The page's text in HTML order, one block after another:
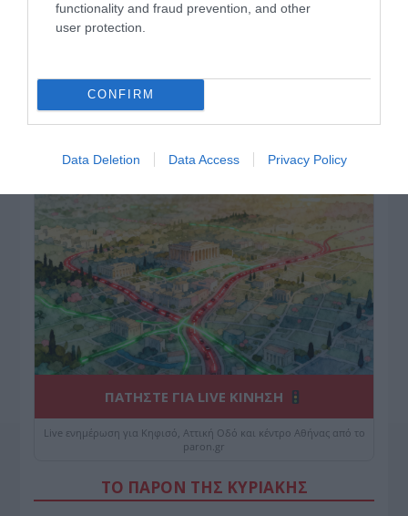
functionality and fraud prevention, and other
user protection.
CONFIRM
Data Deletion Data Access Privacy Policy
ΔΕΙΤΕ ΤΗΝ ΚΙΝΗΣΗ ΣΤΟΥΣ ΔΡΌΜΟΥΣ
ΠΑΤΗΣΤΕ ΓΙΑ LIVE ΚΙΝΗΣΗ
Live ενημέρωση για Κηφισό, Αττική Οδό και κέντρο Αθήνας από το
paron.gr
ΤΟ ΠΑΡΟΝ ΤΗΣ ΚΥΡΙΑΚΗΣ